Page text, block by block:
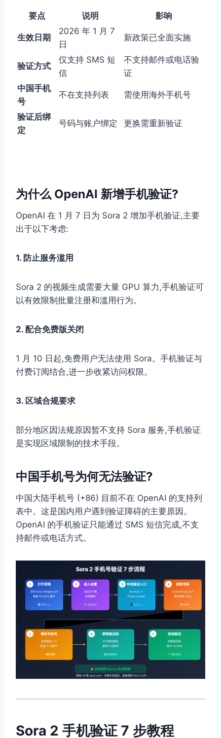
要点 说明 影响
生效日期
2026 年 1 月 7
日
新政策已全面实施
验证方式
仅支持 SMS 短
信
不支持邮件或电话验
证
中国手机
号
不在支持列表 需使用海外手机号
验证后绑
定
号码与账户绑定 更换需重新验证
为什么 OpenAI 新增手机验证?
OpenAI 在 1 月 7 日为 Sora 2 增加手机验证,主要
出于以下考虑:
1. 防止服务滥用
Sora 2 的视频生成需要大量 GPU 算力,手机验证可
以有效限制批量注册和滥用行为。
2. 配合免费版关闭
1 月 10 日起,免费用户无法使用 Sora。手机验证与
付费订阅结合,进一步收紧访问权限。
3. 区域合规要求
部分地区因法规原因暂不支持 Sora 服务,手机验证
是实现区域限制的技术手段。
中国手机号为何无法验证?
中国大陆手机号 (+86) 目前不在 OpenAI 的支持列
表中。这是国内用户遇到验证障碍的主要原因。
OpenAI 的手机验证只能通过 SMS 短信完成,不支
持邮件或电话方式。
Sora 2 手机验证 7 步教程